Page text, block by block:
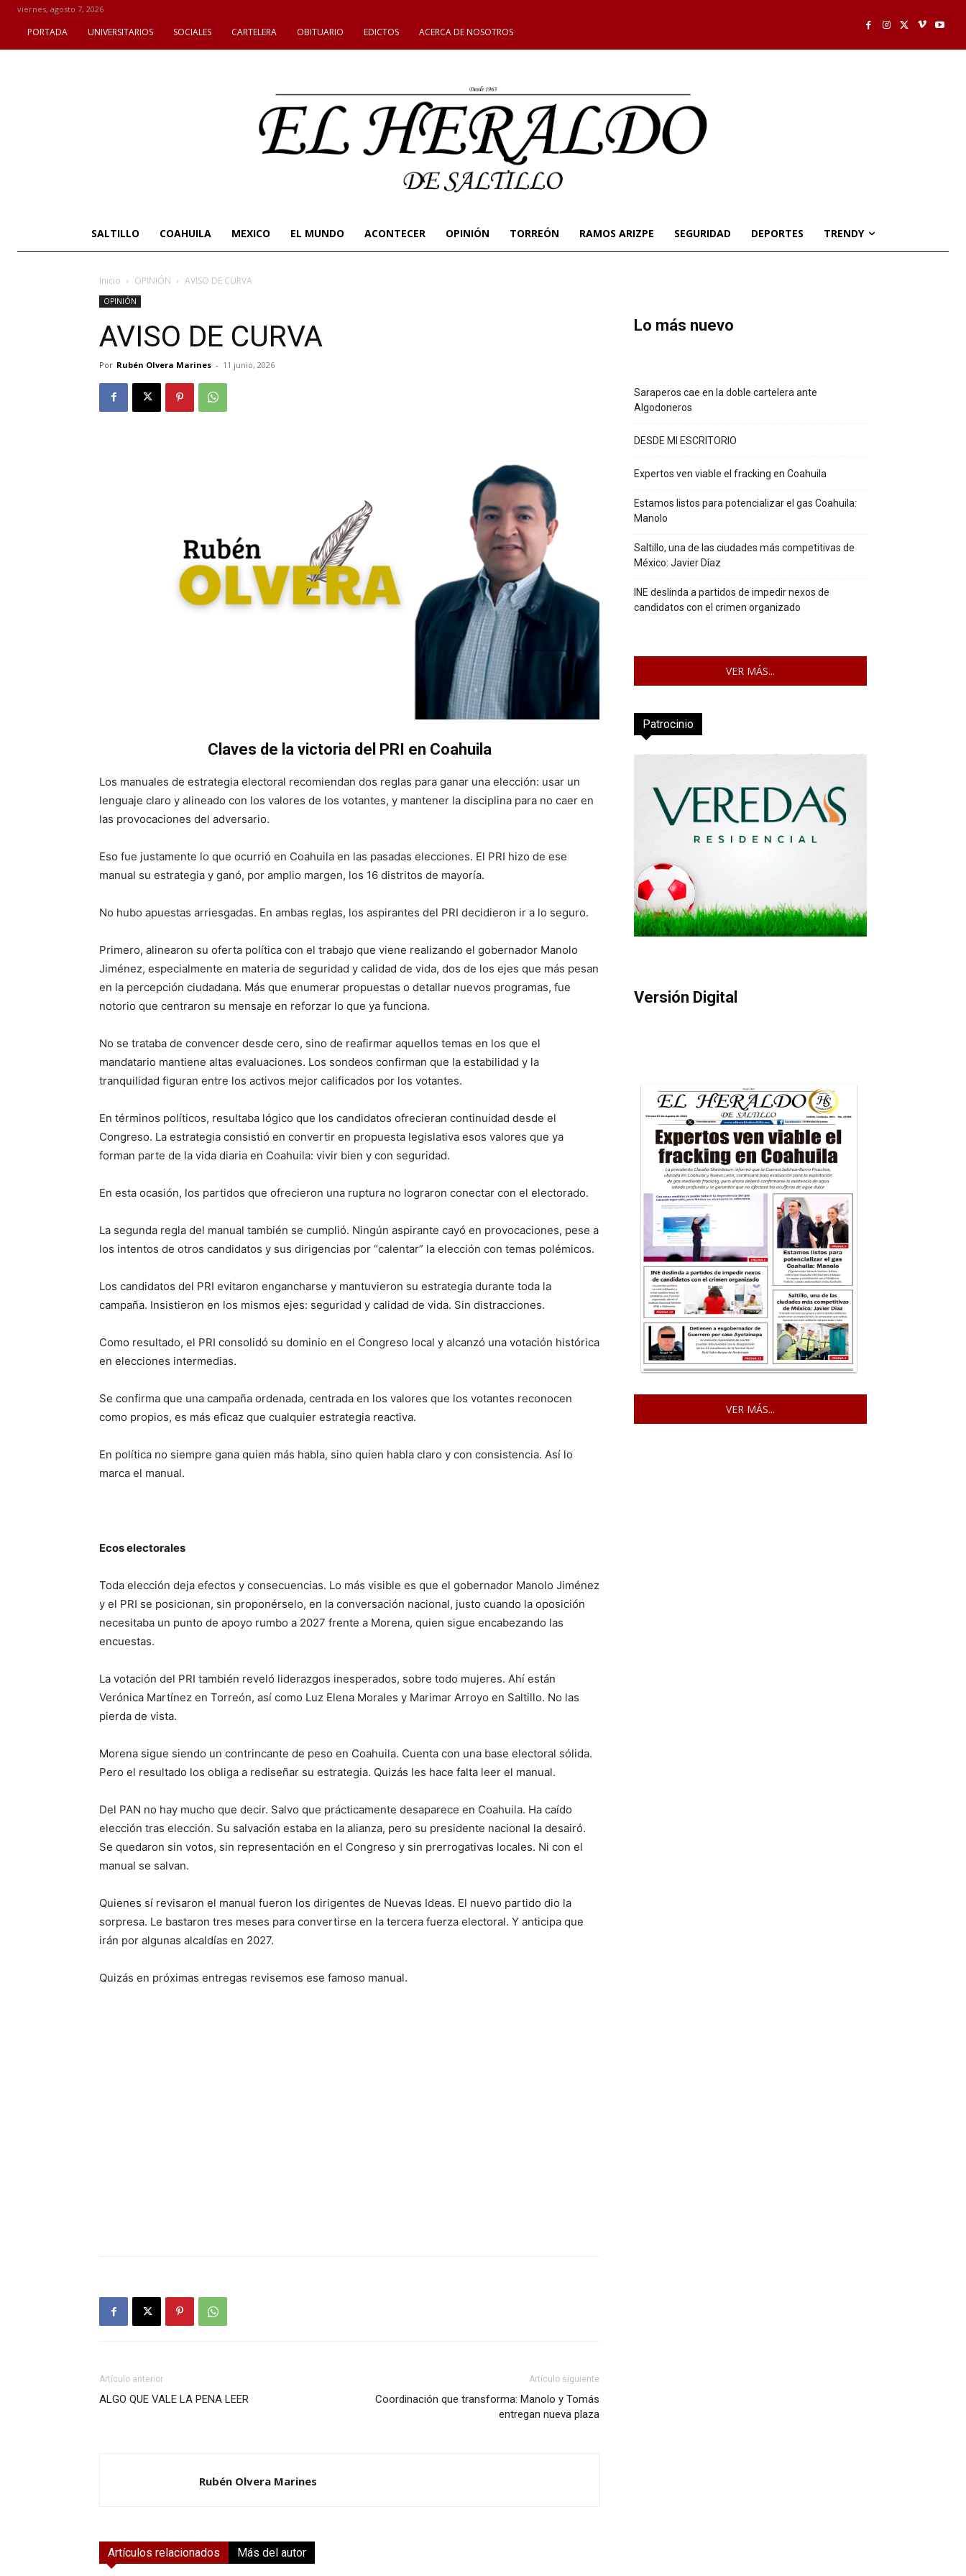
viernes, agosto 7, 2026
PORTADA UNIVERSITARIOS SOCIALES CARTELERA OBITUARIO EDICTOS ACERCA DE NOSOTROS
SALTILLO COAHUILA MEXICO EL MUNDO ACONTECER OPINIÓN TORREÓN RAMOS ARIZPE SEGURIDAD DEPORTES TRENDY
Inicio OPINIÓN AVISO DE CURVA
OPINIÓN
AVISO DE CURVA
Por Rubén Olvera Marines - 11 junio, 2026
Claves de la victoria del PRI en Coahuila
Los manuales de estrategia electoral recomiendan dos reglas para ganar una elección: usar un
lenguaje claro y alineado con los valores de los votantes, y mantener la disciplina para no caer en
las provocaciones del adversario.
Eso fue justamente lo que ocurrió en Coahuila en las pasadas elecciones. El PRI hizo de ese
manual su estrategia y ganó, por amplio margen, los 16 distritos de mayoría.
No hubo apuestas arriesgadas. En ambas reglas, los aspirantes del PRI decidieron ir a lo seguro.
Primero, alinearon su oferta política con el trabajo que viene realizando el gobernador Manolo
Jiménez, especialmente en materia de seguridad y calidad de vida, dos de los ejes que más pesan
en la percepción ciudadana. Más que enumerar propuestas o detallar nuevos programas, fue
notorio que centraron su mensaje en reforzar lo que ya funciona.
No se trataba de convencer desde cero, sino de reafirmar aquellos temas en los que el
mandatario mantiene altas evaluaciones. Los sondeos confirman que la estabilidad y la
tranquilidad figuran entre los activos mejor calificados por los votantes.
En términos políticos, resultaba lógico que los candidatos ofrecieran continuidad desde el
Congreso. La estrategia consistió en convertir en propuesta legislativa esos valores que ya
forman parte de la vida diaria en Coahuila: vivir bien y con seguridad.
En esta ocasión, los partidos que ofrecieron una ruptura no lograron conectar con el electorado.
La segunda regla del manual también se cumplió. Ningún aspirante cayó en provocaciones, pese a
los intentos de otros candidatos y sus dirigencias por “calentar” la elección con temas polémicos.
Los candidatos del PRI evitaron engancharse y mantuvieron su estrategia durante toda la
campaña. Insistieron en los mismos ejes: seguridad y calidad de vida. Sin distracciones.
Como resultado, el PRI consolidó su dominio en el Congreso local y alcanzó una votación histórica
en elecciones intermedias.
Se confirma que una campaña ordenada, centrada en los valores que los votantes reconocen
como propios, es más eficaz que cualquier estrategia reactiva.
En política no siempre gana quien más habla, sino quien habla claro y con consistencia. Así lo
marca el manual.
Ecos electorales
Toda elección deja efectos y consecuencias. Lo más visible es que el gobernador Manolo Jiménez
y el PRI se posicionan, sin proponérselo, en la conversación nacional, justo cuando la oposición
necesitaba un punto de apoyo rumbo a 2027 frente a Morena, quien sigue encabezando las
encuestas.
La votación del PRI también reveló liderazgos inesperados, sobre todo mujeres. Ahí están
Verónica Martínez en Torreón, así como Luz Elena Morales y Marimar Arroyo en Saltillo. No las
pierda de vista.
Morena sigue siendo un contrincante de peso en Coahuila. Cuenta con una base electoral sólida.
Pero el resultado los obliga a rediseñar su estrategia. Quizás les hace falta leer el manual.
Del PAN no hay mucho que decir. Salvo que prácticamente desaparece en Coahuila. Ha caído
elección tras elección. Su salvación estaba en la alianza, pero su presidente nacional la desairó.
Se quedaron sin votos, sin representación en el Congreso y sin prerrogativas locales. Ni con el
manual se salvan.
Quienes sí revisaron el manual fueron los dirigentes de Nuevas Ideas. El nuevo partido dio la
sorpresa. Le bastaron tres meses para convertirse en la tercera fuerza electoral. Y anticipa que
irán por algunas alcaldías en 2027.
Quizás en próximas entregas revisemos ese famoso manual.
Artículo anterior
ALGO QUE VALE LA PENA LEER
Artículo siguiente
Coordinación que transforma: Manolo y Tomás
entregan nueva plaza
Rubén Olvera Marines
Artículos relacionados Más del autor
Lo más nuevo
Saraperos cae en la doble cartelera ante
Algodoneros
DESDE MI ESCRITORIO
Expertos ven viable el fracking en Coahuila
Estamos listos para potencializar el gas Coahuila:
Manolo
Saltillo, una de las ciudades más competitivas de
México: Javier Díaz
INE deslinda a partidos de impedir nexos de
candidatos con el crimen organizado
VER MÁS...
Patrocinio
Versión Digital
VER MÁS...